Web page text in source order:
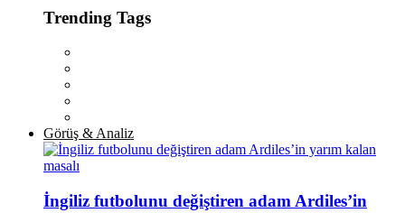
Trending Tags
Görüş & Analiz
İngiliz futbolunu değiştiren adam Ardiles’in